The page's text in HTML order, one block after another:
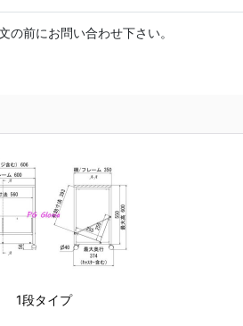
の前にお問い合わせ下さい。
1段タイプ